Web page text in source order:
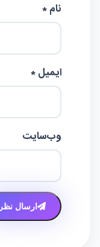
نام *
ایمیل *
وب‌سایت
ارسال نظر